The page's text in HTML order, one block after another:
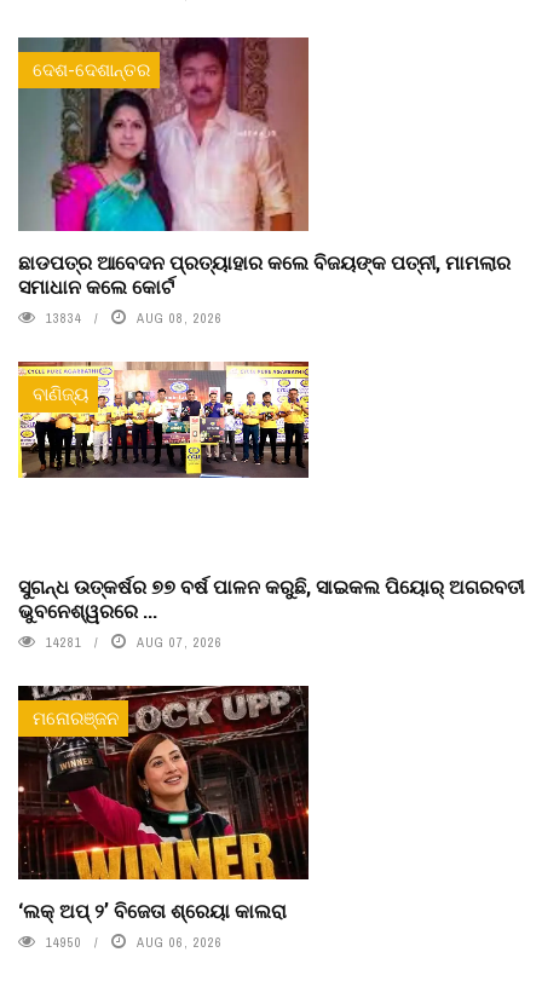
ଦେଶ-ଦେଶାନ୍ତର
ଛାଡପତ୍ର ଆବେଦନ ପ୍ରତ୍ୟାହାର କଲେ ବିଜୟଙ୍କ ପତ୍ନୀ, ମାମଲାର
ସମାଧାନ କଲେ କୋର୍ଟ
13834 AUG 08, 2026
ବାଣିଜ୍ୟ
ସୁଗନ୍ଧ ଉତ୍କର୍ଷର ୭୭ ବର୍ଷ ପାଳନ କରୁଛି, ସାଇକଲ ପିୟୋର୍‌ ଅଗରବତୀ
ଭୁବନେଶ୍ୱରରେ ...
14281 AUG 07, 2026
ମନୋରଞ୍ଜନ
‘ଲକ୍ ଅପ୍ ୨’ ବିଜେତା ଶ୍ରେୟା କାଲରା
14950 AUG 06, 2026